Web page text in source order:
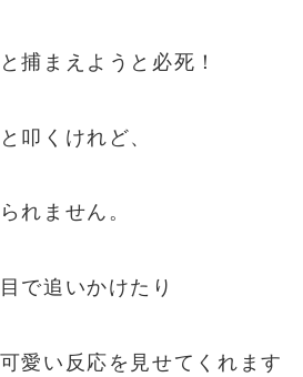
捕まえようと必死！
叩くけれど、
れません。
で追いかけたり
愛い反応を見せてくれます